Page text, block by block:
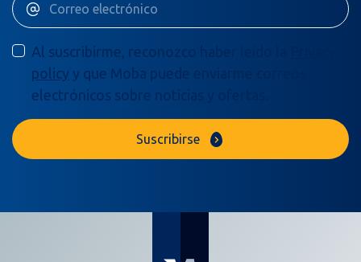
Al suscribirme, reconozco haber leído la
policy y que Moba puede enviarme correos
electrónicos sobre noticias y ofertas.
Suscribirse